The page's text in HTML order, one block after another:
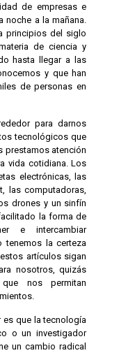
de empresas e
noche a la mañana.
principios del siglo
de ciencia y
hasta llegar a las
y que han
de personas en
para darnos
tecnológicos que
prestamos atención
vida cotidiana. Los
electrónicas, las
las computadoras,
drones y un sinfín
la forma de
e intercambiar
tenemos la certeza
artículos sigan
nosotros, quizás
nos permitan
que la tecnología
o un investigador
un cambio radical